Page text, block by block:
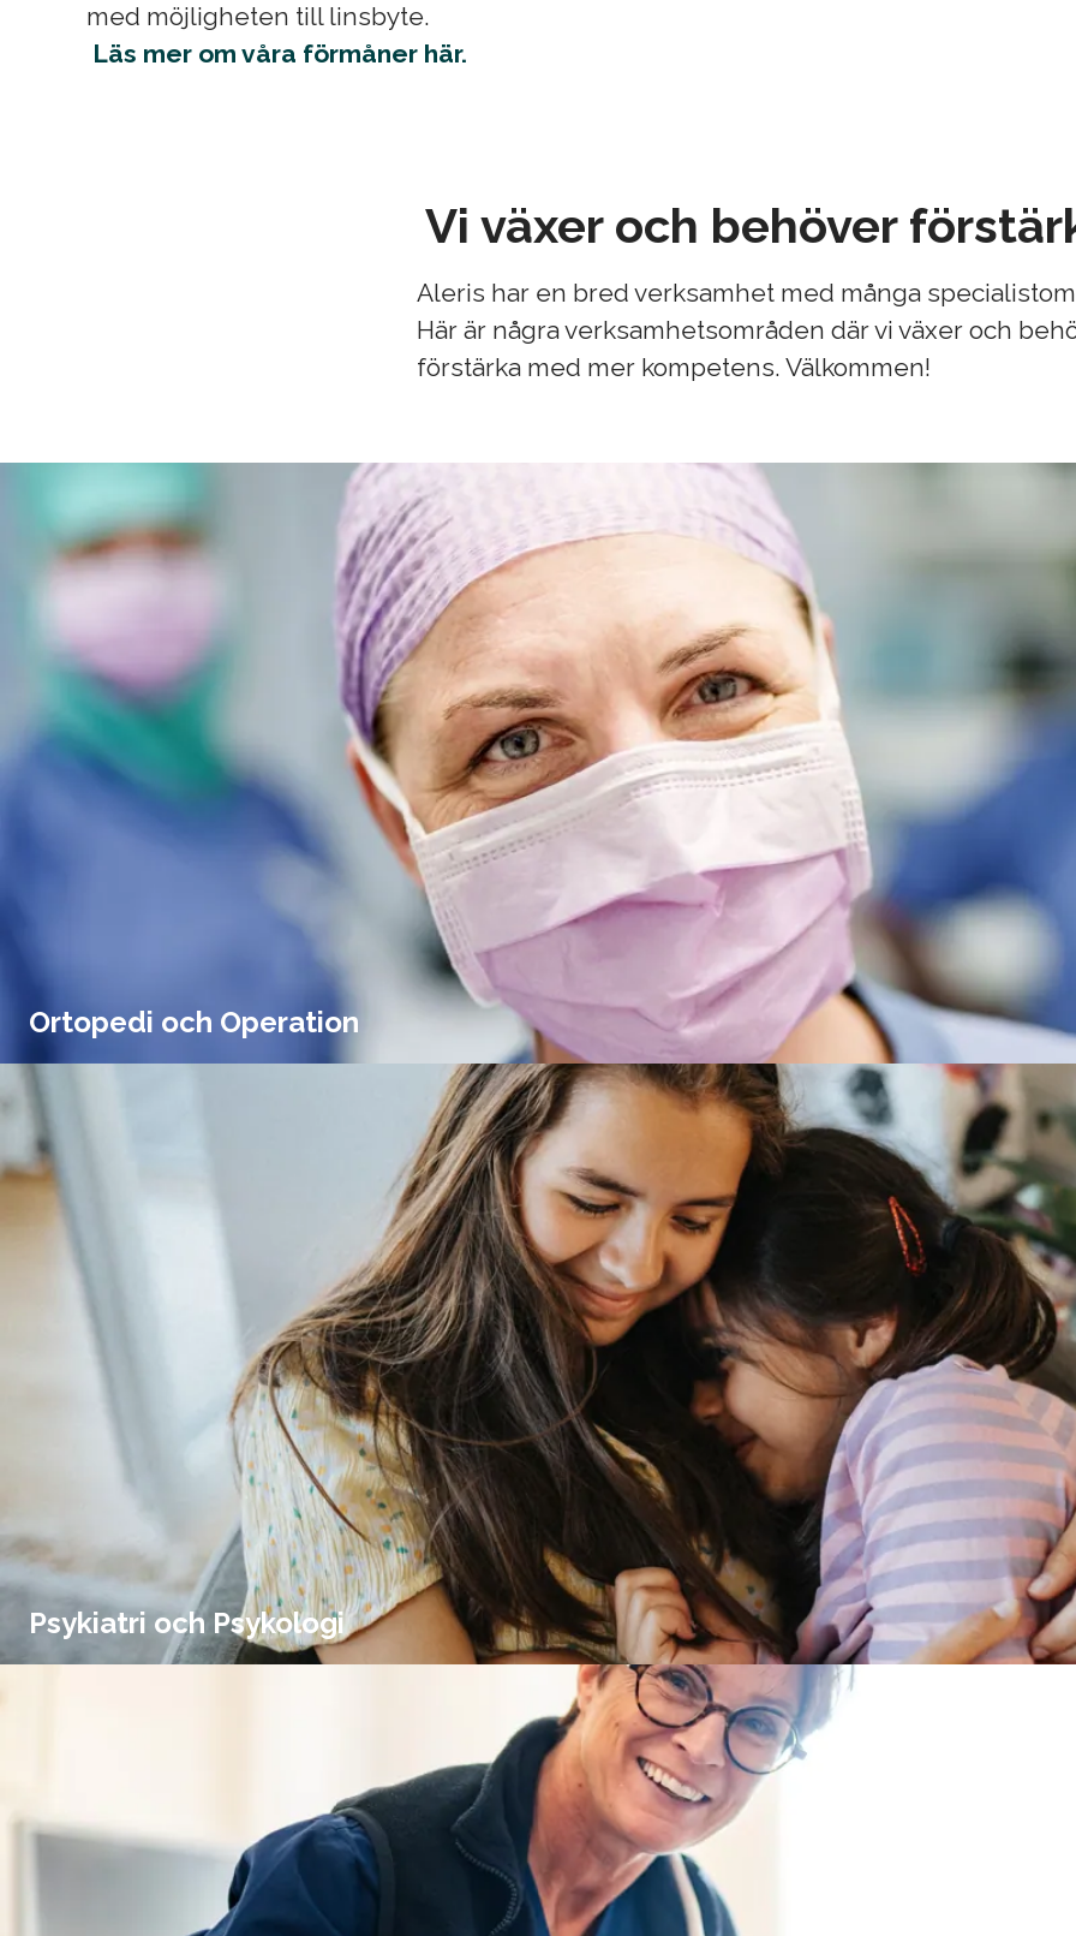
med möjligheten till linsbyte.
Läs mer om våra förmåner här.
Vi växer och behöver
Aleris har en bred verksamhet med många
Här är några verksamhetsområden där vi växer och
förstärka med mer kompetens. Välkommen!
Ortopedi och Operation
Psykiatri och Psykologi